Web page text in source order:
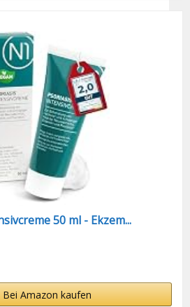
50 ml - Ekzem...
Bei Amazon kaufen